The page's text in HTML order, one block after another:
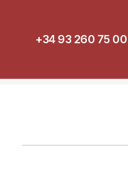
+34 93 260 75 00
principal